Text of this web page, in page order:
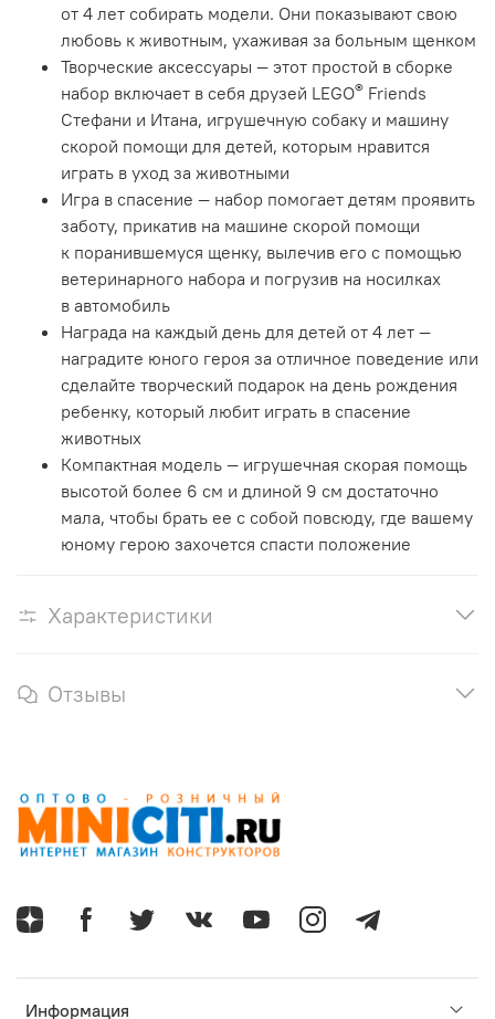
от 4 лет собирать модели. Они показывают свою
любовь к животным, ухаживая за больным щенком
Творческие аксессуары — этот простой в сборке
набор включает в себя друзей LEGO® Friends
Стефани и Итана, игрушечную собаку и машину
скорой помощи для детей, которым нравится
играть в уход за животными
Игра в спасение — набор помогает детям проявить
заботу, прикатив на машине скорой помощи
к поранившемуся щенку, вылечив его с помощью
ветеринарного набора и погрузив на носилках
в автомобиль
Награда на каждый день для детей от 4 лет —
наградите юного героя за отличное поведение или
сделайте творческий подарок на день рождения
ребенку, который любит играть в спасение
животных
Компактная модель — игрушечная скорая помощь
высотой более 6 см и длиной 9 см достаточно
мала, чтобы брать ее с собой повсюду, где вашему
юному герою захочется спасти положение
Характеристики
Отзывы
Информация